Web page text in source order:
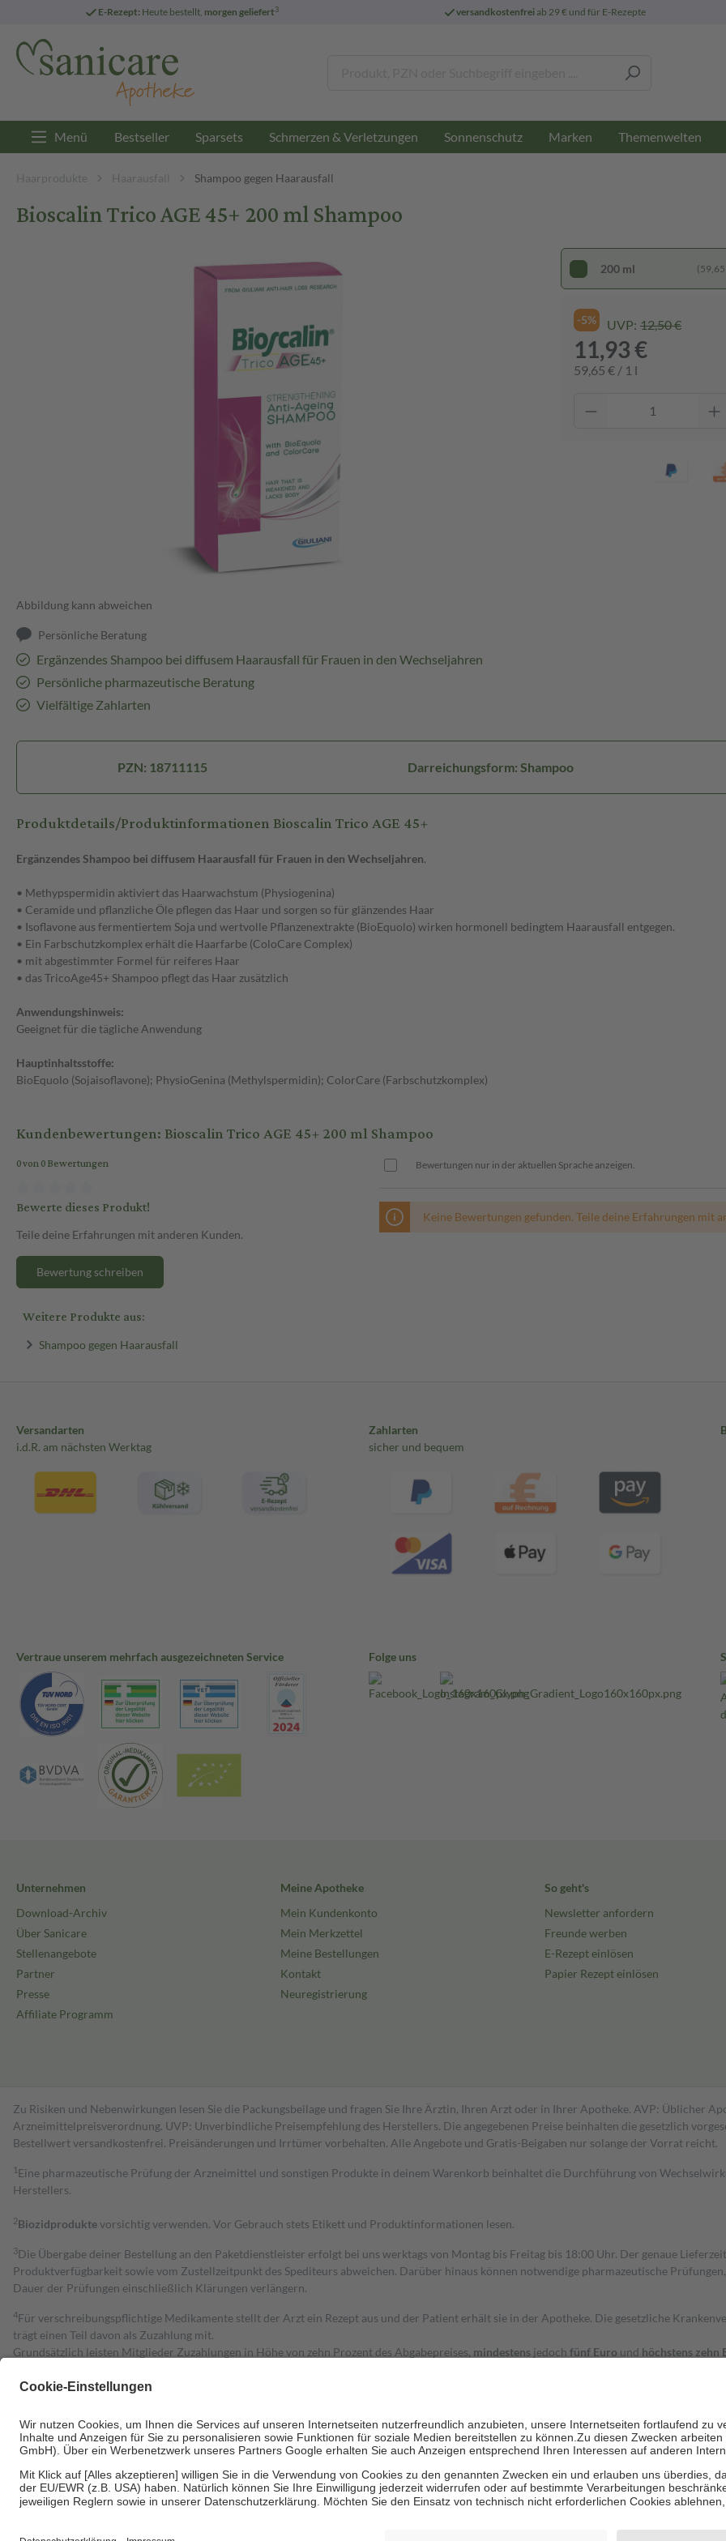
E-Rezept: Heute bestellt, morgen geliefert3 versandkostenfreiab 29 € und für E-Rezepte
Menü Bestseller Sparsets Schmerzen & Verletzungen Sonnenschutz Marken Themenwelten
Haarprodukte Haarausfall Shampoo gegen Haarausfall
Bioscalin Trico AGE 45+ 200 ml Shampoo
Abbildung kann abweichen
Persönliche Beratung
Ergänzendes Shampoo bei diffusem Haarausfall für Frauen in den Wechseljahren
Persönliche pharmazeutische Beratung
Vielfältige Zahlarten
200 ml (59,65
-5% UVP: 12,50 €
11,93 €
59,65 € / 1 l
PZN: 18711115 Darreichungsform: Shampoo
Produktdetails/Produktinformationen Bioscalin Trico AGE 45+
Ergänzendes Shampoo bei diffusem Haarausfall für Frauen in den Wechseljahren.
• Methypspermidin aktiviert das Haarwachstum (Physiogenina)
• Ceramide und pflanzliche Öle pflegen das Haar und sorgen so für glänzendes Haar
• Isoflavone aus fermentiertem Soja und wertvolle Pflanzenextrakte (BioEquolo) wirken hormonell bedingtem Haarausfall entgegen.
• Ein Farbschutzkomplex erhält die Haarfarbe (ColoCare Complex)
• mit abgestimmter Formel für reiferes Haar
• das TricoAge45+ Shampoo pflegt das Haar zusätzlich
Anwendungshinweis:
Geeignet für die tägliche Anwendung
Hauptinhaltsstoffe:
BioEquolo (Sojaisoflavone); PhysioGenina (Methylspermidin); ColorCare (Farbschutzkomplex)
Kundenbewertungen: Bioscalin Trico AGE 45+ 200 ml Shampoo
0 von 0 Bewertungen
Bewerte dieses Produkt!
Teile deine Erfahrungen mit anderen Kunden.
Bewertung schreiben
Bewertungen nur in der aktuellen Sprache anzeigen.
Keine Bewertungen gefunden. Teile deine Erfahrungen mit
Weitere Produkte aus:
Shampoo gegen Haarausfall
Versandarten
i.d.R. am nächsten Werktag
Zahlarten
sicher und bequem
Vertraue unserem mehrfach ausgezeichneten Service Folge uns
Unternehmen
Download-Archiv
Über Sanicare
Stellenangebote
Partner
Presse
Affiliate Programm
Meine Apotheke
Mein Kundenkonto
Mein Merkzettel
Meine Bestellungen
Kontakt
Neuregistrierung
So geht's
Newsletter anfordern
Freunde werben
E-Rezept einlösen
Papier Rezept einlösen
Zu Risiken und Nebenwirkungen lesen Sie die Packungsbeilage und fragen Sie Ihre Ärztin, Ihren Arzt oder in Ihrer Apotheke. AVP: Üblicher
Arzneimittelpreisverordnung. UVP: Unverbindliche Preisempfehlung des Herstellers. Die angegebenen Preise beinhalten die gesetzlich
Bestell­wert versand­kosten­frei. Preisänderungen und Irrtümer vorbehalten. Alle Angebote und Gratis-Beigaben nur solange der Vorrat reicht.
1 Eine pharmazeutische Prüfung der Arzneimittel und sonstigen Produkte in deinem Warenkorb beinhaltet die Durchführung von
Herstellers.
2Biozidproduktevorsichtig verwenden. Vor Gebrauch stets Etikett und Produktinformationen lesen.
3Die Übergabe deiner Bestellung an den Paketdienstleister erfolgt bei uns werktags von Montag bis Freitag bis 18:00 Uhr. Der genaue
Produktverfügbarkeit sowie vom Zustellzeitpunkt des Spediteurs abweichen. Darüber hinaus können notwendige pharmazeutische
Dauer der Prüfungen einschließlich Klärungen verlängern.
4Für verschreibungspflichtige Medikamente stellt der Arzt ein Rezept aus und der Patient erhält sie in der Apotheke. Die gesetzliche
trägt einen Teil davon als Zuzahlung mit.
Grundsätzlich leisten Mitglieder Zuzahlungen in Höhe von zehn Prozent des Abgabepreises, mindestens jedoch fünf Euro und höchstens zehn
Diese Regeln gelten grundsätzlich auch für Online-Apotheken.
Um das Engagement der Versicherten für ihre eigene Gesundheit zu stärken und die besondere Stellung der Familie zu unterstützen, fallen
• Kindern und Jugendlichen bis zum vollendeten 18. Lebensjahr mit Ausnahme der Fahrkosten
• Untersuchungen zur Vorsorge und Früherkennung, die von der GKV getragen werden
• empfohlenen Schutzimpfungen
• Harn- und Blutteststreifen
Informationen findest du hier: https://help.etrusted.com/hc/de/articles/4419944605341